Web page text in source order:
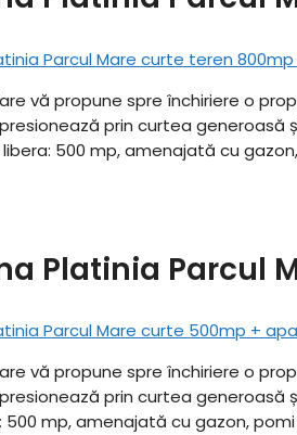
vă propune spre închiriere o
prin curtea generoasă
500 mp, amenajată cu
Platinia Parcul
vă propune spre închiriere o
prin curtea generoasă
mp, amenajată cu gazon,